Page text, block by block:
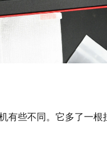
有些不同。它多了一